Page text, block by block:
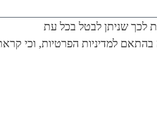
ת לכך שניתן לבטל בכל עת
למדיניות הפרטיות, וכי